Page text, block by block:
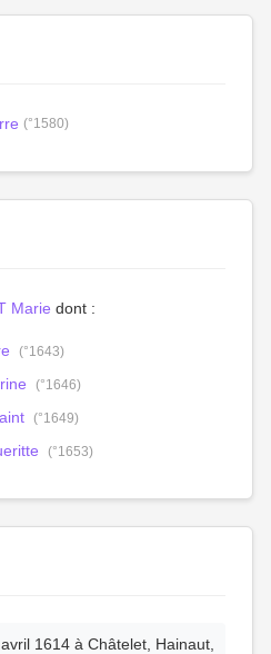
(°1580)
Marie dont :
(°1643)
(°1646)
(°1649)
(°1653)
avril 1614 à Châtelet, Hainaut,